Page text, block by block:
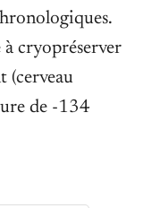
cryopréserver
(cerveau
de -134